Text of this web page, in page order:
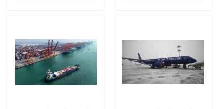
ویدیو
درباره ما